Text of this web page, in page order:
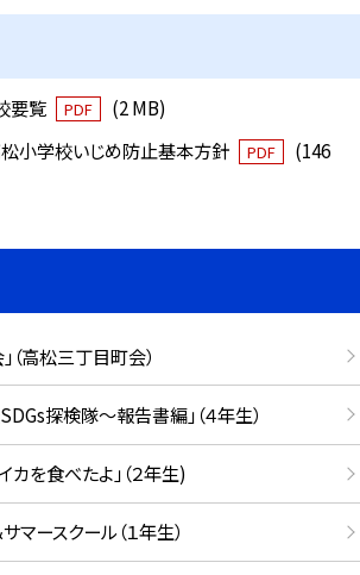
要覧 PDF
(2 MB)
小学校いじめ防止基本方針
PDF
(146
（高松三丁目町会）
探検隊〜報告書編」（４年生）
を食べたよ」（２年生)
ースクール（１年生）